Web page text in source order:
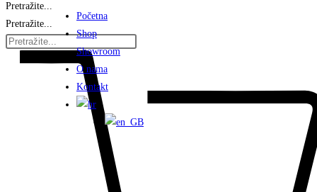
Početna
Shop
Showroom
O nama
Kontakt
Pretražite...
Pretražite...